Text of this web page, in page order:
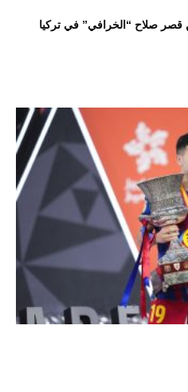
صلاح “الخرافي” في تركيا